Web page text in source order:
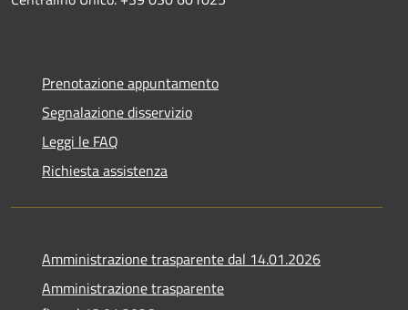
Prenotazione appuntamento
Segnalazione disservizio
Leggi le FAQ
Richiesta assistenza
Amministrazione trasparente dal 14.01.2026
Amministrazione trasparente